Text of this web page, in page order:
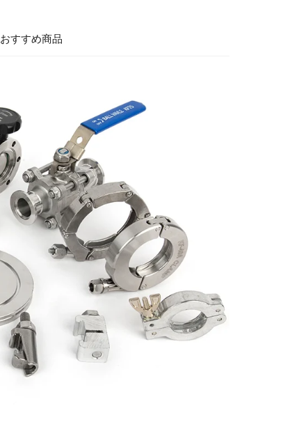
おすすめ商品